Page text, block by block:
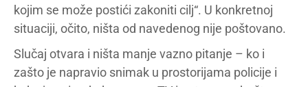
kojim se može postići zakoniti cilj“. U konkretnoj
situaciji, očito, ništa od navedenog nije poštovano.
Slučaj otvara i ništa manje vazno pitanje – ko i
zašto je napravio snimak u prostorijama policije i